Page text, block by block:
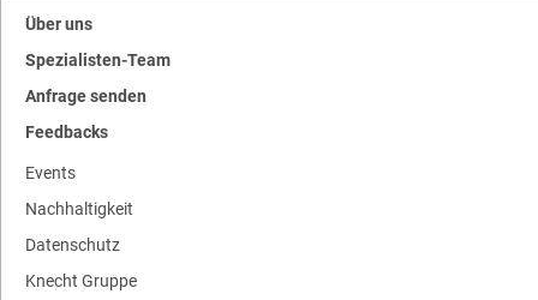
Über uns
Spezialisten-Team
Anfrage senden
Feedbacks
Events
Nachhaltigkeit
Datenschutz
Knecht Gruppe